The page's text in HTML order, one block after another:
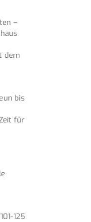
–
dem
bis
für
125